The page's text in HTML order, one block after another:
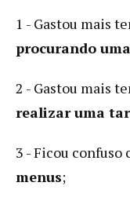
1 - Gastou mais
procurando
2 - Gastou mais
realizar uma
3 - Ficou confuso
menus;